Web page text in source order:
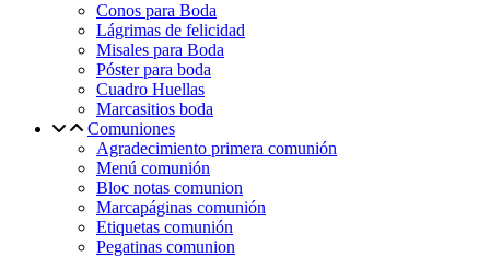
Conos para Boda
Lágrimas de felicidad
Misales para Boda
Póster para boda
Cuadro Huellas
Marcasitios boda
Comuniones
Agradecimiento primera comunión
Menú comunión
Bloc notas comunion
Marcapáginas comunión
Etiquetas comunión
Pegatinas comunion